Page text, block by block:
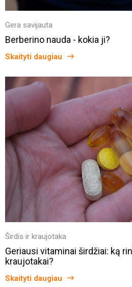
Gera savijauta
Berberino nauda - kokia ji?
Skaityti daugiau
Širdis ir kraujotaka
Geriausi vitaminai širdžiai: ką
kraujotakai?
Skaityti daugiau